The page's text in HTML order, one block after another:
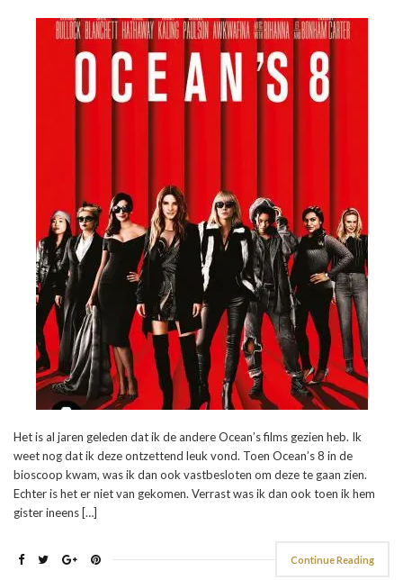
Het is al jaren geleden dat ik de andere Ocean’s films gezien heb. Ik
weet nog dat ik deze ontzettend leuk vond. Toen Ocean’s 8 in de
bioscoop kwam, was ik dan ook vastbesloten om deze te gaan zien.
Echter is het er niet van gekomen. Verrast was ik dan ook toen ik hem
gister ineens […]
Continue Reading